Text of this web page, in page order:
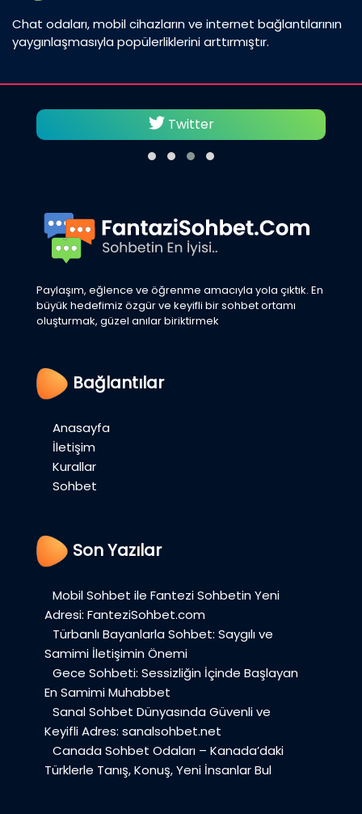
Chat odaları, mobil cihazların ve internet bağlantılarının
yaygınlaşmasıyla popülerliklerini arttırmıştır.
Twitter
Paylaşım, eğlence ve öğrenme amacıyla yola çıktık. En
büyük hedefimiz özgür ve keyifli bir sohbet ortamı
oluşturmak, güzel anılar biriktirmek
Bağlantılar
Anasayfa
İletişim
Kurallar
Sohbet
Son Yazılar
Mobil Sohbet ile Fantezi Sohbetin Yeni
Adresi: FanteziSohbet.com
Türbanlı Bayanlarla Sohbet: Saygılı ve
Samimi İletişimin Önemi
Gece Sohbeti: Sessizliğin İçinde Başlayan
En Samimi Muhabbet
Sanal Sohbet Dünyasında Güvenli ve
Keyifli Adres: sanalsohbet.net
Canada Sohbet Odaları – Kanada’daki
Türklerle Tanış, Konuş, Yeni İnsanlar Bul